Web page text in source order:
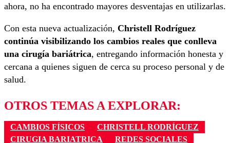
ahora, no ha encontrado mayores desventajas en utilizarlas.
Con esta nueva actualización, Christell Rodríguez
continúa visibilizando los cambios reales que conlleva
una cirugía bariátrica, entregando información honesta y
cercana a quienes siguen de cerca su proceso personal y de
salud.
OTROS TEMAS A EXPLORAR:
CAMBIOS FÍSICOS
CHRISTELL RODRÍGUEZ
CIRUGIA BARIATRICA
REDES SOCIALES